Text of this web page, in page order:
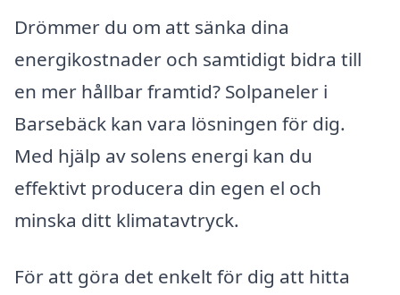
Drömmer du om att sänka dina
energikostnader och samtidigt bidra till
en mer hållbar framtid? Solpaneler i
Barsebäck kan vara lösningen för dig.
Med hjälp av solens energi kan du
effektivt producera din egen el och
minska ditt klimatavtryck.
För att göra det enkelt för dig att hitta